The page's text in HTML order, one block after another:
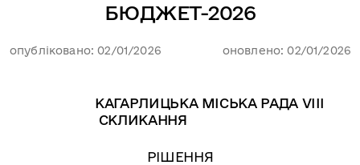
БЮДЖЕТ-2026
опубліковано: 02/01/2026 оновлено: 02/01/2026
КАГАРЛИЦЬКА МІСЬКА РАДА VIII
СКЛИКАННЯ
РІШЕННЯ